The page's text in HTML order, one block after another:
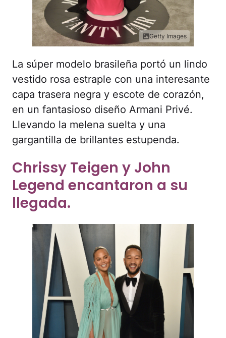
La súper modelo brasileña portó un lindo
vestido rosa estraple con una interesante
en un fantasioso diseño Armani Privé.
Llevando la melena suelta y una
gargantilla de brillantes estupenda.
Chrissy Teigen y John
Legend encantaron a su
llegada.